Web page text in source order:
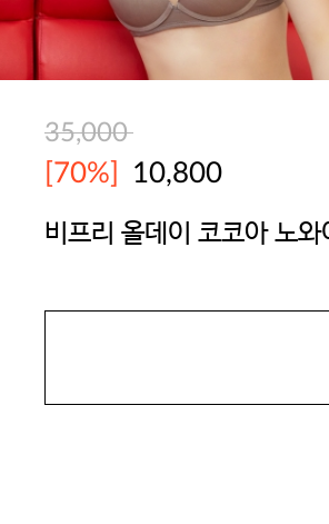
35,000
[70%] 10,800
비프리 올데이 코코아 노와